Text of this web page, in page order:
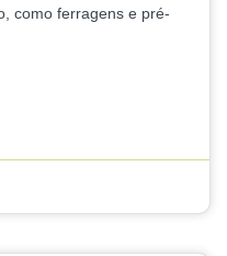
como ferragens e pré-